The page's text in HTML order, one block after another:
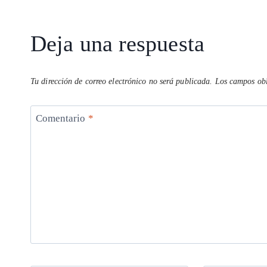
Deja una respuesta
Tu dirección de correo electrónico no será publicada. Los campos
Comentario *